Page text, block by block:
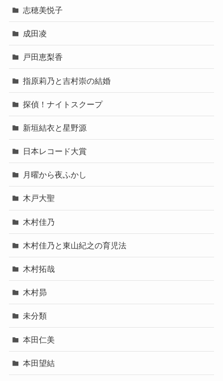
志穂美悦子
成田凌
戸田恵梨香
指原莉乃と吉村崇の結婚
探偵！ナイトスクープ
新垣結衣と星野源
日本レコード大賞
月曜から夜ふかし
木戸大聖
木村佳乃
木村佳乃と東山紀之の育児法
木村拓哉
木村昴
未分類
本田仁美
本田望結